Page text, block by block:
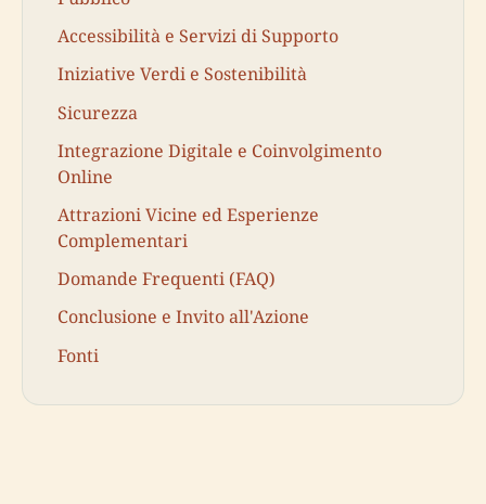
Accessibilità e Servizi di Supporto
Iniziative Verdi e Sostenibilità
Sicurezza
Integrazione Digitale e Coinvolgimento
Online
Attrazioni Vicine ed Esperienze
Complementari
Domande Frequenti (FAQ)
Conclusione e Invito all'Azione
Fonti